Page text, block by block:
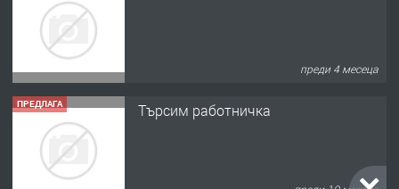
преди 4 месеца
ПРЕДЛАГА Търсим работничка